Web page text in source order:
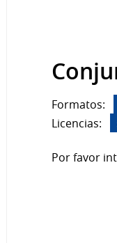
Formatos:
Licencias:
Por favor